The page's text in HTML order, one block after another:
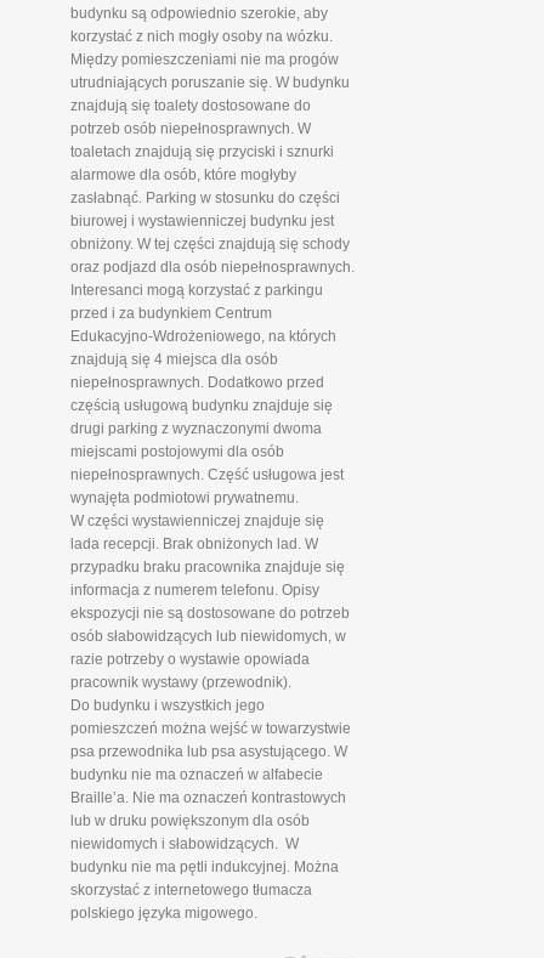
budynku są odpowiednio szerokie, aby
korzystać z nich mogły osoby na wózku.
Między pomieszczeniami nie ma progów
utrudniających poruszanie się. W budynku
znajdują się toalety dostosowane do
potrzeb osób niepełnosprawnych. W
toaletach znajdują się przyciski i sznurki
alarmowe dla osób, które mogłyby
zasłabnąć. Parking w stosunku do części
biurowej i wystawienniczej budynku jest
obniżony. W tej części znajdują się schody
oraz podjazd dla osób niepełnosprawnych.
Interesanci mogą korzystać z parkingu
przed i za budynkiem Centrum
Edukacyjno-Wdrożeniowego, na których
znajdują się 4 miejsca dla osób
niepełnosprawnych. Dodatkowo przed
częścią usługową budynku znajduje się
drugi parking z wyznaczonymi dwoma
miejscami postojowymi dla osób
niepełnosprawnych. Część usługowa jest
wynajęta podmiotowi prywatnemu.
W części wystawienniczej znajduje się
lada recepcji. Brak obniżonych lad. W
przypadku braku pracownika znajduje się
informacja z numerem telefonu. Opisy
ekspozycji nie są dostosowane do potrzeb
osób słabowidzących lub niewidomych, w
razie potrzeby o wystawie opowiada
pracownik wystawy (przewodnik).
Do budynku i wszystkich jego
pomieszczeń można wejść w towarzystwie
psa przewodnika lub psa asystującego. W
budynku nie ma oznaczeń w alfabecie
Braille’a. Nie ma oznaczeń kontrastowych
lub w druku powiększonym dla osób
niewidomych i słabowidzących. W
budynku nie ma pętli indukcyjnej. Można
skorzystać z internetowego tłumacza
polskiego języka migowego.